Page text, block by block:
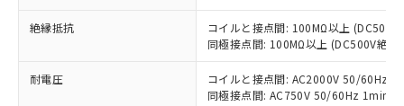
絶縁抵抗
コイルと接点間: 100MΩ以上 (DC500V
同極接点間: 100MΩ以上 (DC500V絶縁
耐電圧
コイルと接点間: AC2000V 50/60Hz
同極接点間: AC750V 50/60Hz 1min
当社制御機器事業取扱商品の中には、
本サービスの対象外となる商品もある
ことをご了承ください。
在庫状況および標準価格照会結果は、
非該当品：ライセンス料など無形物で、有
害物質有無と関係のない商品です。
仕入先様の事情により、非含有部品として
いたものが、含有品と判明した場合などや
むを得ず変更することがあります。
基準値以下であることを示します。
「×」：最大均質材料含有率が中国RoHSの
基準値を超えていることを示します。
「－」：未確認です。当社販売部門へお問
当社は、これら貴社製品のうち、外国
為替および外国貿易法に定める商品